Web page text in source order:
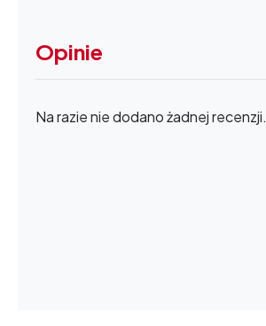
Opinie
Na razie nie dodano żadnej recenzji.